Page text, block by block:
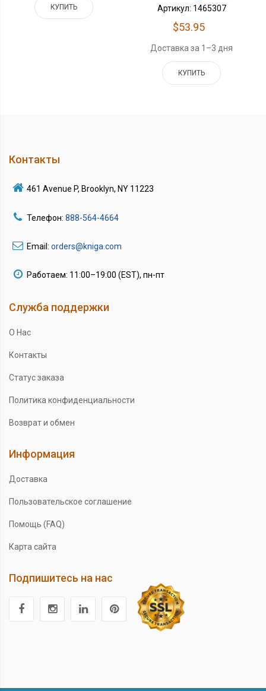
КУПИТЬ
Артикул: 1465307
$53.95
Доставка за 1–3 дня
КУПИТЬ
Контакты
461 Avenue P, Brooklyn, NY 11223
Телефон: 888-564-4664
Email: orders@kniga.com
Работаем: 11:00–19:00 (EST), пн-пт
Служба поддержки
О Нас
Контакты
Статус заказа
Политика конфиденциальности
Возврат и обмен
Информация
Доставка
Пользовательское соглашение
Помощь (FAQ)
Карта сайта
Подпишитесь на нас